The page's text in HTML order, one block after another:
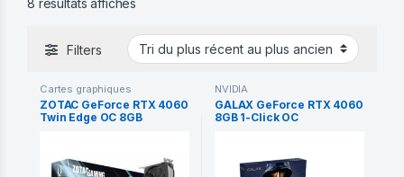
8 résultats affichés
Filters
Cartes graphiques
ZOTAC GeForce RTX 4060
Twin Edge OC 8GB
NVIDIA
GALAX GeForce RTX 4060
8GB 1-Click OC